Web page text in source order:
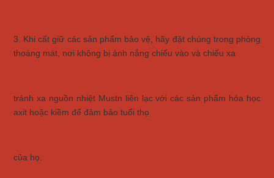
3. Khi cất giữ các sản phẩm bảo vệ, hãy đặt chúng trong phòng
thoáng mát, nơi không bị ánh nắng chiếu vào và chiếu xa
tránh xa nguồn nhiệt Mustn liên lạc với các sản phẩm hóa học
axit hoặc kiềm để đảm bảo tuổi thọ
của họ.